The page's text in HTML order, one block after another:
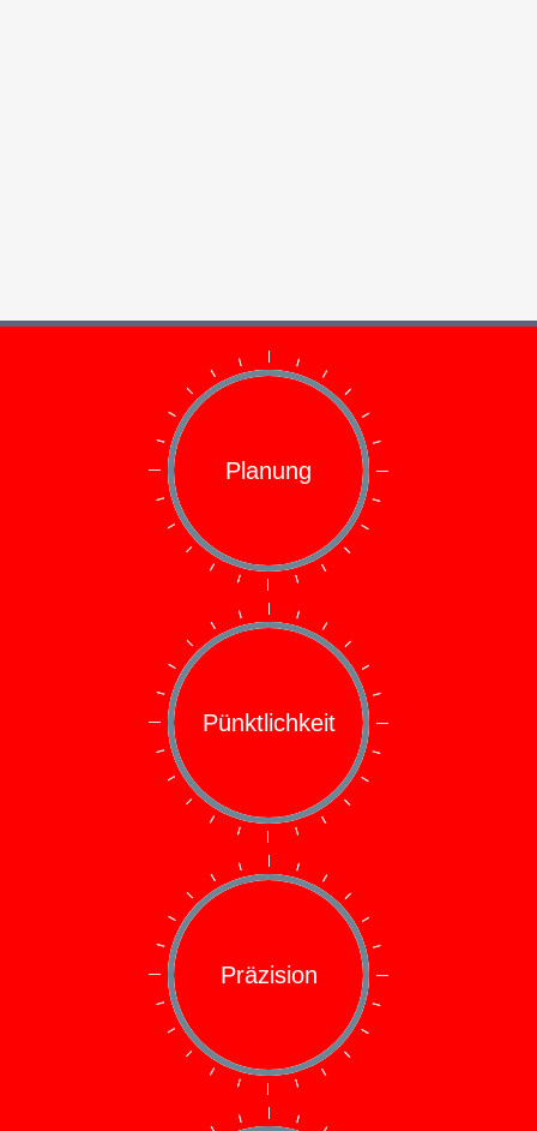
Planung
Pünktlichkeit
Präzision